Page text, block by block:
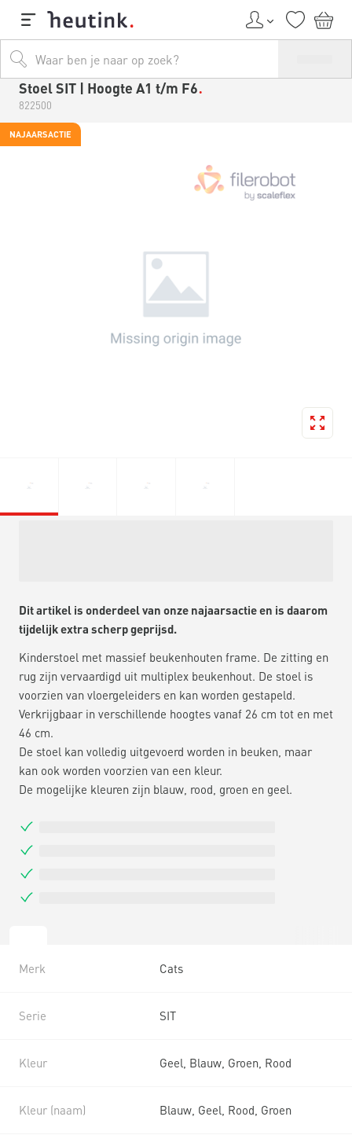
Stoel SIT | Hoogte A1 t/m F6
822500
NAJAARSACTIE
Dit artikel is onderdeel van onze najaarsactie en is daarom
tijdelijk extra scherp geprijsd.
Kinderstoel met massief beukenhouten frame. De zitting en
rug zijn vervaardigd uit multiplex beukenhout. De stoel is
voorzien van vloergeleiders en kan worden gestapeld.
Verkrijgbaar in verschillende hoogtes vanaf 26 cm tot en met
46 cm.
De stoel kan volledig uitgevoerd worden in beuken, maar
kan ook worden voorzien van een kleur.
De mogelijke kleuren zijn blauw, rood, groen en geel.
Merk Cats
Serie SIT
Kleur Geel, Blauw, Groen, Rood
Kleur (naam) Blauw, Geel, Rood, Groen